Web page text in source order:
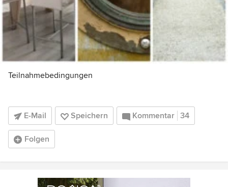
Teilnahmebedingungen
E-Mail Speichern Kommentar 34
Folgen